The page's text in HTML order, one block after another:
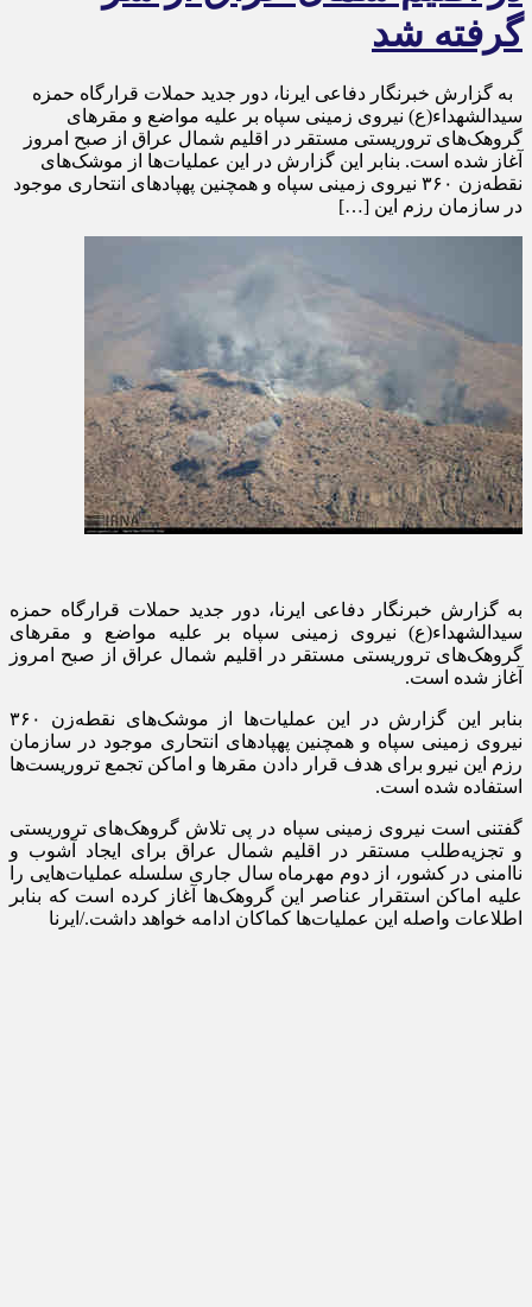
گرفته شد
به گزارش خبرنگار دفاعی ایرنا، دور جدید حملات قرارگاه حمزه
سیدالشهداء(ع) نیروی زمینی سپاه بر علیه مواضع و مقرهای
گروهک‌های تروریستی مستقر در اقلیم شمال عراق از صبح امروز
آغاز شده است. بنابر این گزارش در این عملیات‌ها از موشک‌های
نقطه‌زن ۳۶۰ نیروی زمینی سپاه و همچنین پهپادهای انتحاری موجود
در سازمان رزم این […]
به گزارش خبرنگار دفاعی ایرنا، دور جدید حملات قرارگاه حمزه
سیدالشهداء(ع) نیروی زمینی سپاه بر علیه مواضع و مقرهای
گروهک‌های تروریستی مستقر در اقلیم شمال عراق از صبح امروز
آغاز شده است.
بنابر این گزارش در این عملیات‌ها از موشک‌های نقطه‌زن ۳۶۰
نیروی زمینی سپاه و همچنین پهپادهای انتحاری موجود در سازمان
رزم این نیرو برای هدف قرار دادن مقرها و اماکن تجمع تروریست‌ها
استفاده شده است.
گفتنی است نیروی زمینی سپاه در پی تلاش گروهک‌های تروریستی
و تجزیه‌طلب مستقر در اقلیم شمال عراق برای ایجاد آشوب و
ناامنی در کشور، از دوم مهرماه سال جاری سلسله عملیات‌هایی را
علیه اماکن استقرار عناصر این گروهک‌ها آغاز کرده است که بنابر
اطلاعات واصله این عملیات‌ها کماکان ادامه خواهد داشت./ایرنا